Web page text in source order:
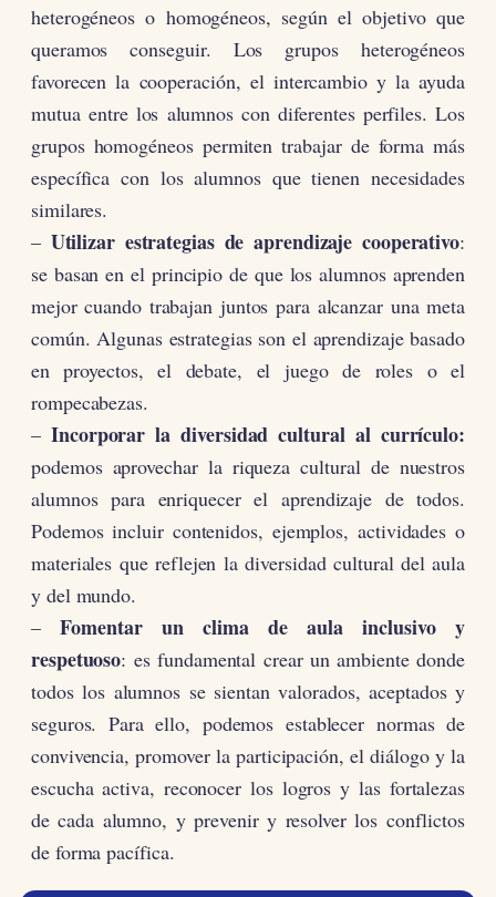
heterogéneos o homogéneos, según el objetivo que
queramos conseguir. Los grupos heterogéneos
favorecen la cooperación, el intercambio y la ayuda
mutua entre los alumnos con diferentes perfiles. Los
grupos homogéneos permiten trabajar de forma más
específica con los alumnos que tienen necesidades
similares.
– Utilizar estrategias de aprendizaje cooperativo:
se basan en el principio de que los alumnos aprenden
mejor cuando trabajan juntos para alcanzar una meta
común. Algunas estrategias son el aprendizaje basado
en proyectos, el debate, el juego de roles o el
rompecabezas.
– Incorporar la diversidad cultural al currículo:
podemos aprovechar la riqueza cultural de nuestros
alumnos para enriquecer el aprendizaje de todos.
Podemos incluir contenidos, ejemplos, actividades o
materiales que reflejen la diversidad cultural del aula
y del mundo.
–Fomentar un clima de aula inclusivo y
respetuoso: es fundamental crear un ambiente donde
todos los alumnos se sientan valorados, aceptados y
seguros. Para ello, podemos establecer normas de
convivencia, promover la participación, el diálogo y la
escucha activa, reconocer los logros y las fortalezas
de cada alumno, y prevenir y resolver los conflictos
de forma pacífica.